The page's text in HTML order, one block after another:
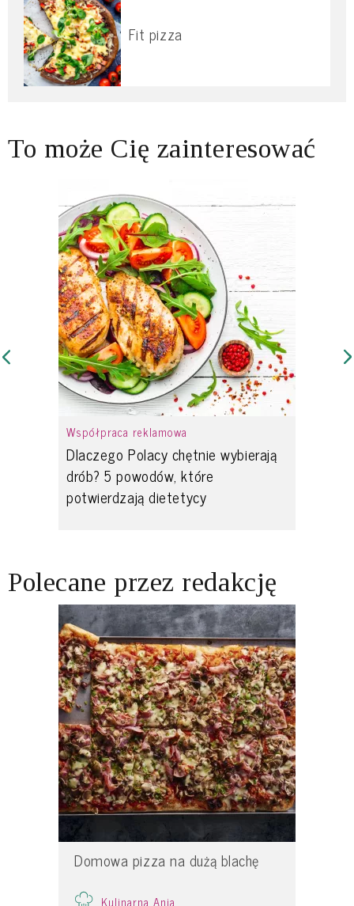
Fit pizza
To może Cię zainteresować
Współpraca reklamowa
Dlaczego Polacy chętnie wybierają
drób? 5 powodów, które
potwierdzają dietetycy
Polecane przez redakcję
Domowa pizza na dużą blachę
Kulinarna Ania